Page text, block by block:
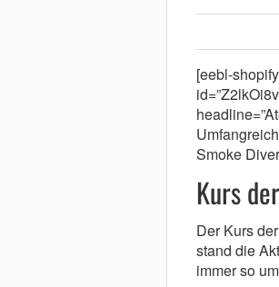
[eebl-
Smoke
Kurs
Der Kurs
stand die
immer so